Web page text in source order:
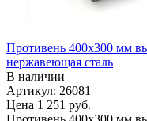
Противень 400х300 мм
нержавеющая сталь
В наличии
Артикул: 26081
Цена 1 251 руб.